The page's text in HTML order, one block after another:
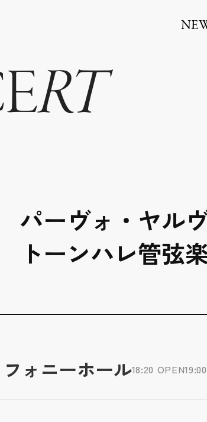
RT
パーヴォ・ヤル
トーンハレ管弦
ォニーホール18:20 OPEN